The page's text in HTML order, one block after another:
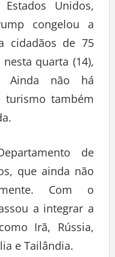
Unidos,
congelou a
cidadãos de 75
quarta (14),
Ainda não há
turismo também
de
que ainda não
Com o
a integrar a
Irã, Rússia,
e Tailândia.